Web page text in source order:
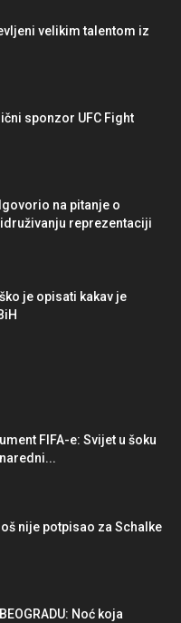
velikim talentom iz
sponzor UFC Fight
na pitanje o
reprezentaciji
je opisati kakav je
FIFA-e: Svijet u šoku
nije potpisao za Schalke
Noć koja